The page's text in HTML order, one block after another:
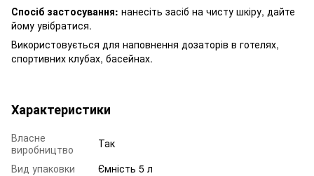
Спосіб застосування: нанесіть засіб на чисту шкіру, дайте
йому увібратися.
Використовується для наповнення дозаторів в готелях,
спортивних клубах, басейнах.
Характеристики
Власне
виробництво
Так
Вид упаковки
Ємність 5 л